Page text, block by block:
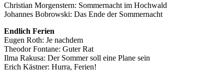
Christian Morgenstern: Sommernacht im Hochwald
Johannes Bobrowski: Das Ende der Sommernacht
Endlich Ferien
Eugen Roth: Je nachdem
Theodor Fontane: Guter Rat
Ilma Rakusa: Der Sommer soll eine Plane sein
Erich Kästner: Hurra, Ferien!